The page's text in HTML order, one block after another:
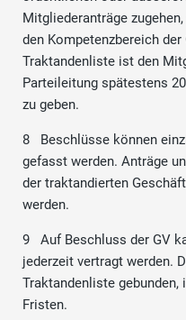
Mitgliederanträge
den Kompetenzbereich
Traktandenliste ist den
Parteileitung spätestens
zu geben.
8 Beschlüsse können
gefasst werden. Anträge
der traktandierten
werden.
9 Auf Beschluss der GV
jederzeit vertragt werden.
Traktandenliste
Fristen.